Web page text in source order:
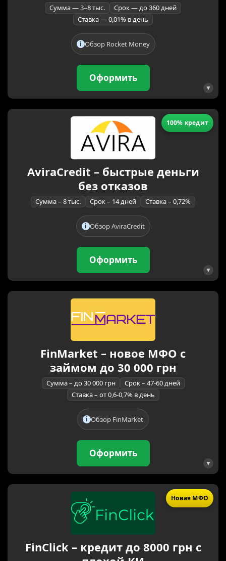
Сумма — 3–8 тыс.
Срок — до 360 дней
Ставка — 0,01% в день
Обзор Rocket Money
Оформить
100% кредит
AviraCredit – быстрые деньги
без отказов
Сумма – 8 тыс. Срок – 14 дней Ставка – 0,72%
Обзор AviraCredit
Оформить
FinMarket – новое МФО с
займом до 30 000 грн
Сумма – до 30 000 грн
Срок – 47-60 дней
Ставка – от 0,6-0,7% в день
Обзор FinMarket
Оформить
Новая МФО
FinClick – кредит до 8000 грн с